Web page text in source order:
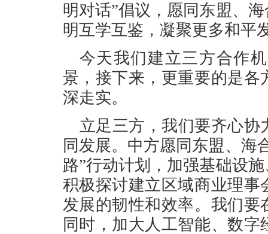
明对话”倡议，愿同东盟、
明互学互鉴，凝聚更多和平
今天我们建立三方合作
景，接下来，更重要的是
深走实。
立足三方，我们要齐心
同发展。中方愿同东盟、海
路”行动计划，加强基础设
积极探讨建立区域商业理
发展的韧性和效率。我们
同时，加大人工智能、数